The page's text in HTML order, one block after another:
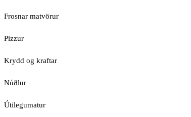
Frosnar matvörur
Pizzur
Krydd og kraftar
Núðlur
Útilegumatur